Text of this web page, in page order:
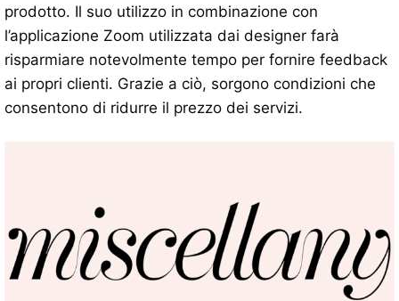
prodotto. Il suo utilizzo in combinazione con
l’applicazione Zoom utilizzata dai designer farà
risparmiare notevolmente tempo per fornire feedback
ai propri clienti. Grazie a ciò, sorgono condizioni che
consentono di ridurre il prezzo dei servizi.